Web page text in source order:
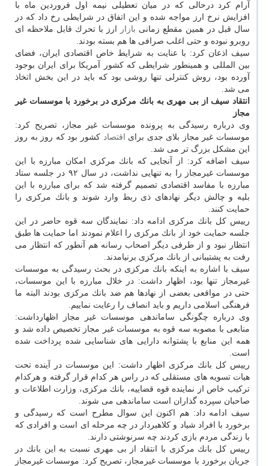
آرام كرد درحالی كه در میان تعطیلی نیمه اول فروردین ماه با
افزایش نرخ ارز مواجه شده و این اتفاق در شرایطی رخ داد كه در
سال قبل در همین مقطع زمانی بازار
ارز با تحرك قابل ملاحظه ای
روبرو نبوده و حتی اغلب صرافی ها هم بسته بودند.
سیف اذعان كرد: با عنایت به شرایط خاص اقتصادی ایران، فضای
بین المللی و همینطور شرایطی كه كشور آمریكا برای ایران بوجود
آورده بود، روش كنترلی تنها روشی بود كه باید در این بخش اتخاذ
می شد.
انتقاد سیف از بی مهری به بانك مركزی در برخورد با موسسات غیر
مجاز
وی درباره رسیدگی به پرونده موسسات غیر مجاز، تصریح كرد:
موسسات غیر مجاز بلای جدی برای
اقتصاد كشور بود كه روز به روز
این مشكل بزرگ تر می شد.
سیف اضافه كرد: از آنجایی كه بانك مركزی امكان مبارزه با این
موسسات غیرمجاز را به تنهایی نداشت، در سال ۹۲ در جلسه ستاد
مبارزه با مفاسد اقتصادی تصمیم گرفته شد كه برای مبارزه با این
بلیه و چالش دیگر نهادهای ذی ربط وارد شوند و بانك مركزی را
حمایت كنند.
رییس كل بانك مركزی ادامه داد: نمایندگان سه قوه حاضر در این
جلسه حمایت خود از بانك مركزی را اعلام نمودند اما حمایت ها طبق
انتظار نبود و از طرفی دیگر اصحاب رسانه هم آنطور كه انتظار می
رفت به پشتیبانی از بانك مركزی برنیامدند.
سیف با اشاره به اینكه بانك مركزی در بحث رسیدگی به موسسات
غیرمجاز تنها بود، اظهار داشت: در خلال مبارزه با این موسسات،
حتی در مواقعی بعضی از نهادها هم ضد بانك مركزی بودند البته ما
فرهنگی اسلامی داریم و باید انصاف را رعایت نماییم.
وی درباره چگونگی ساماندهی موسسات غیر مجاز اظهارداشت:
منابعی با مصوبه سه قوه به موسسات غیر مجاز تخصیص داده شد و
همه این منابع با پشتوانه دارایی های شناسایی شده پرداخت شده
است.
رییس كل بانك مركزی اظهار داشت: این موسسات در آینده تحت
هیات تسویه های مستقلی كه در راس هر كدام قرار گرفته و هركدام
تركیب خاص از نماینده قوه قضاییه، بانك مركزی، وزارت اطلاعات و
صاحبان سپرده گذاران است ساماندهی می شوند.
سیف ادامه داد: هم اكنون این سوال مطرح است كه رسیدگی و
برخورد با افراد شیاد و كلاهبردار در چه مرحله ای است و افرادی كه
با زندگی مردم بازی كردند چه سرنوشتی دارند.
رییس كل بانك مركزی با انتقاد از بی مهری نسبت به این بانك در
جریان برخورد با موسسات غیرمجاز، تصریح كرد: موسسات غیرمجاز